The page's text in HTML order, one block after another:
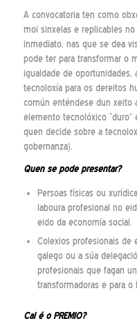
A convocatoria ten como
moi sinxelas e replicables
inmediato, nas que se dea
pode ter para transformar o
igualdade de oportunidades,
tecnoloxía para os dereitos
común enténdese dun xeito
elemento tecnolóxico
quen decide sobre a
gobernanza).
Quen se pode presentar?
Persoas físicas ou
laboura profesional no
eido da economía social.
Colexios profesionais de
galego ou a súa
profesionais que fagan
transformadoras e para o
Cal é o PREMIO?